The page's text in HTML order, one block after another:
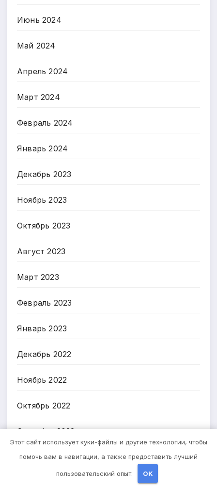
Июнь 2024
Май 2024
Апрель 2024
Март 2024
Февраль 2024
Январь 2024
Декабрь 2023
Ноябрь 2023
Октябрь 2023
Август 2023
Март 2023
Февраль 2023
Январь 2023
Декабрь 2022
Ноябрь 2022
Октябрь 2022
Сентябрь 2022
Август 2022
Этот сайт использует куки-файлы и другие технологии, чтобы
помочь вам в навигации, а также предоставить лучший
пользовательский опыт. OK